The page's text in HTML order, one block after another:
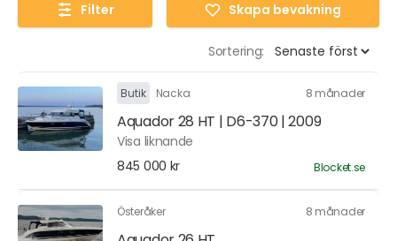
Filter Skapa bevakning
Sortering:
Butik Nacka 8 månader
Aquador 28 HT | D6-370 | 2009
Visa liknande
845 000 kr
Blocket.se
Österåker 8 månader